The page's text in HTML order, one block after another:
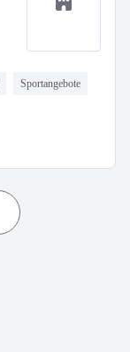
Sportangebote